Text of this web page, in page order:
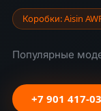
Коробки: Aisin
Популярные
+7 901 417-